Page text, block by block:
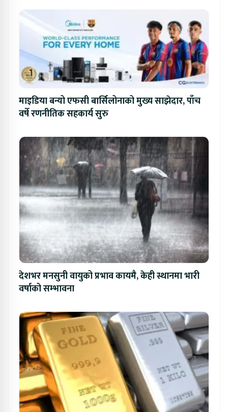
माइडिया बन्यो एफसी बार्सिलोनाको मुख्य साझेदार, पाँच
वर्षे रणनीतिक सहकार्य सुरु
देशभर मनसुनी वायुको प्रभाव कायमै, केही स्थानमा भारी
वर्षाको सम्भावना